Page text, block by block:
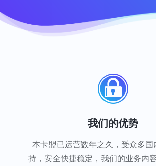
我们的优势
本卡盟已运营数年之久，受众多国
持，安全快捷稳定，我们的业务内